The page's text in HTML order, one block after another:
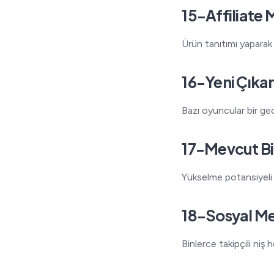
15-Affiliate
Ürün tanıtımı
16-Yeni
Bazı oyuncular bir
17-Mevcut
Yükselme
18-Sosyal
Binlerce takipçili niş